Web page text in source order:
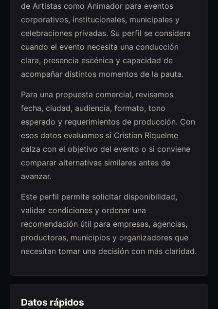
de Artistas como Animador para eventos
corporativos, institucionales, municipales y
celebraciones privadas. Su perfil se considera
cuando el evento necesita una conducción
clara, presencia escénica y capacidad de
acompañar distintos momentos de la pauta.
Para una propuesta comercial, revisamos
fecha, ciudad, audiencia, formato, tono
esperado y requerimientos de producción. Con
esos datos evaluamos si Cristian Riquelme
calza con el objetivo del evento o si conviene
comparar alternativas similares antes de
avanzar.
Este perfil permite solicitar disponibilidad,
validar condiciones y ordenar una
recomendación útil para empresas, agencias,
productoras, municipios y organizadores que
necesitan tomar una decisión con más claridad.
Datos rápidos